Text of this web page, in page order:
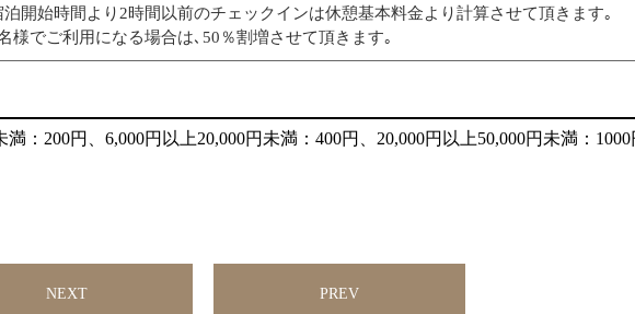
泊開始時間より2時間以前のチェックインは休憩基本料金より計算させて頂きます｡
様でご利用になる場合は､50％割増させて頂きます｡
：200円、6,000円以上20,000円未満：400円、20,000円以上50,000円未満：
NEXT PREV